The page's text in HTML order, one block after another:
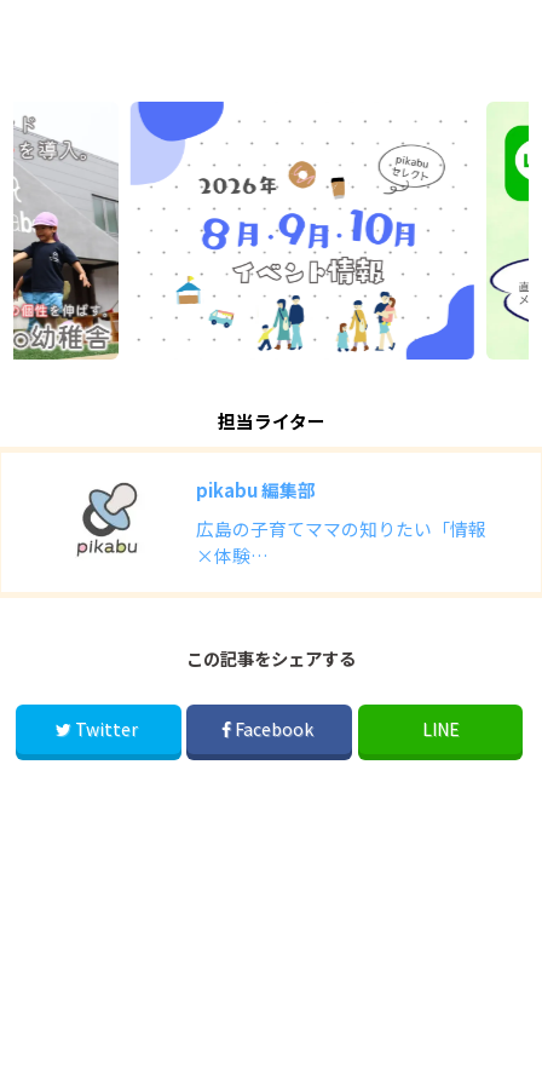
担当ライター
pikabu 編集部
広島の子育てママの知りたい「情報
×体験…
この記事をシェアする
Twitter Facebook LINE